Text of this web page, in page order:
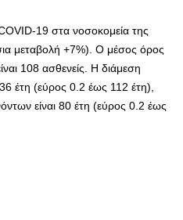
19 στα νοσοκομεία της
μεταβολή +7%). Ο μέσος όρος
108 ασθενείς. Η διάμεση
έτη (εύρος 0.2 έως 112 έτη),
είναι 80 έτη (εύρος 0.2 έως